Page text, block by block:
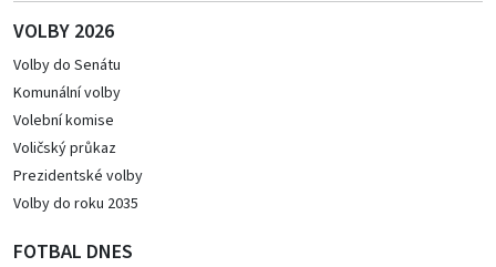
VOLBY 2026
Volby do Senátu
Komunální volby
Volební komise
Voličský průkaz
Prezidentské volby
Volby do roku 2035
FOTBAL DNES